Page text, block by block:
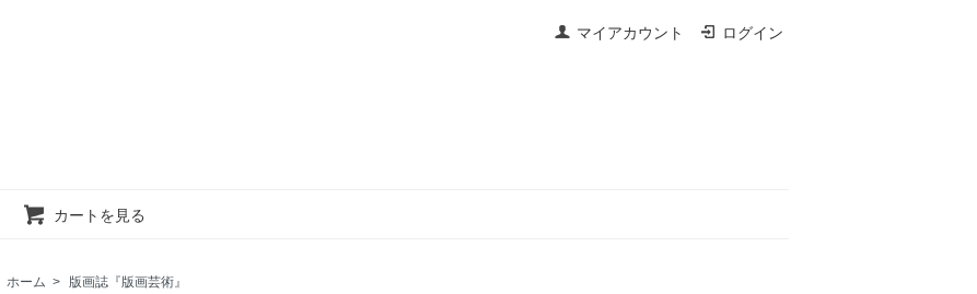
マイアカウント ログイン
カートを見る
ホーム > 版画誌『版画芸術』